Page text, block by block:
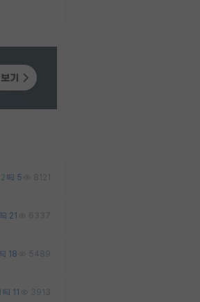
2 5 8121
21 6337
18 5489
11 3913